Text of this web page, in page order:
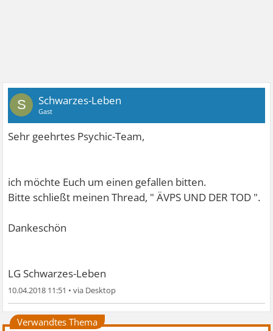
S Schwarzes-Leben
Gast
Sehr geehrtes Psychic-Team,
ich möchte Euch um einen gefallen bitten.
Bitte schließt meinen Thread, " ÄVPS UND DER TOD ".
Dankeschön
LG Schwarzes-Leben
10.04.2018 11:51 •
Verwandtes Thema